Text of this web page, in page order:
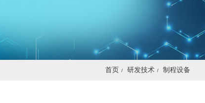
首页 研发技术 制程设备